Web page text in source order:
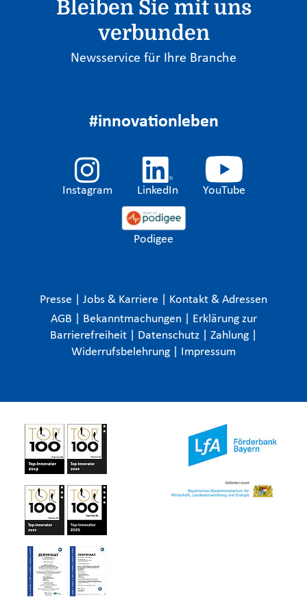
Bleiben Sie mit uns
verbunden
Newsservice für Ihre Branche
#innovationleben
Instagram LinkedIn YouTube
Podigee
Presse Jobs & Karriere
Kontakt & Adressen
AGB
Bekanntmachungen
Erklärung zur
Barrierefreiheit
Datenschutz Zahlung
Widerrufsbelehrung
Impressum